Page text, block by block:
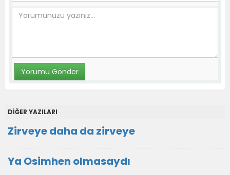
DİĞER YAZILARI
Zirveye daha da zirveye
Ya Osimhen olmasaydı